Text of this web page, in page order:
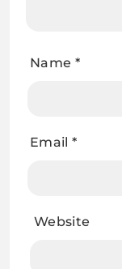
Name *
Email *
Website